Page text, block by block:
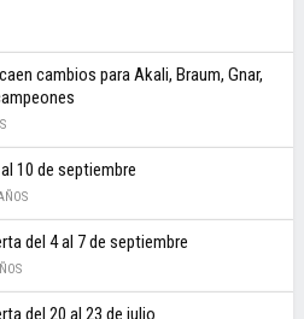
cambios para Akali, Braum, Gnar,
10 de septiembre
del 4 al 7 de septiembre
del 20 al 23 de julio